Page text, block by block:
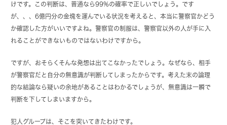
けです。この判断は、普通なら99%の確率で正しいでしょう。です
が、、、6億円分の金塊を運んでいる状況を考えると、本当に警察官かどう
か確認した方がいいですよね。警察官の制服は、警察官以外の人が手に入
れることができないものではないわけですから。
ですが、おそらくそんな発想は出てこなかったでしょう。なぜなら、相手
が警察官だと自分の無意識が判断してしまったからです。考えた末の論理
的な結論なら疑いの余地があることはわかるでしょうが、無意識は一瞬で
判断を下してしまいますから。
犯人グループは、そこを突いてきたわけです。